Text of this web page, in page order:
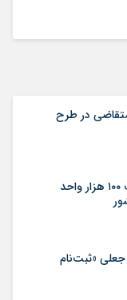
۱۶۸ هزار متقاضی در طرح
اختصاص زمین برای ساخت ۱۰۰ هزار واحد
«ثبت‌نام